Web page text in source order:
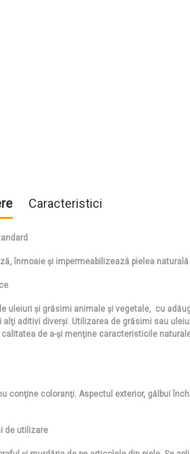
Caracteristici
înmoaie şi impermeabilizează pielea naturală
uleiuri şi grăsimi animale şi vegetale, cu
alţi aditivi diverşi. Utilizarea de grăsimi sau
calitatea de a-şi menţine caracteristicile
conţine coloranţi. Aspectul exterior, gălbui
de utilizare